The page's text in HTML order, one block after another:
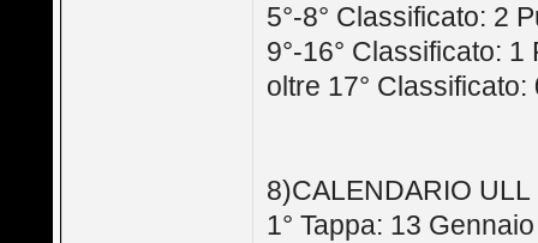
5°-8° Classificato: 2
9°-16° Classificato: 1
oltre 17° Classificato:
8)CALENDARIO ULL
1° Tappa: 13